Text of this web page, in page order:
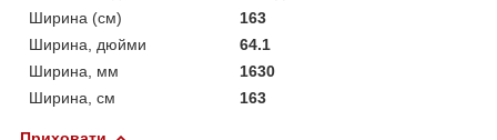
Ширина (см)
163
Ширина, дюйми
64.1
Ширина, мм
1630
Ширина, см
163